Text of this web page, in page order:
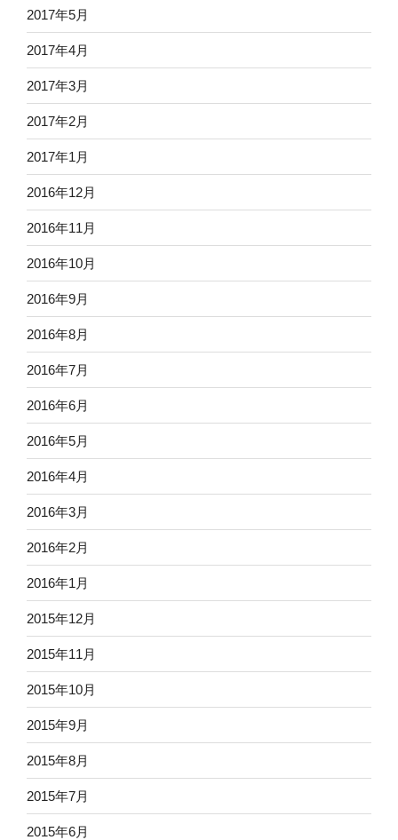
2017年5月
2017年4月
2017年3月
2017年2月
2017年1月
2016年12月
2016年11月
2016年10月
2016年9月
2016年8月
2016年7月
2016年6月
2016年5月
2016年4月
2016年3月
2016年2月
2016年1月
2015年12月
2015年11月
2015年10月
2015年9月
2015年8月
2015年7月
2015年6月